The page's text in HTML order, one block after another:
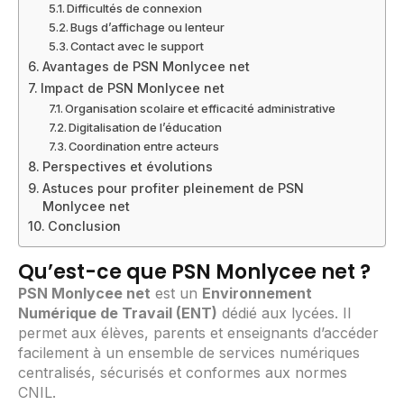
Difficultés de connexion
Bugs d’affichage ou lenteur
Contact avec le support
Avantages de PSN Monlycee net
Impact de PSN Monlycee net
Organisation scolaire et efficacité administrative
Digitalisation de l’éducation
Coordination entre acteurs
Perspectives et évolutions
Astuces pour profiter pleinement de PSN
Monlycee net
Conclusion
Qu’est-ce que PSN Monlycee net ?
PSN Monlycee net est un Environnement
Numérique de Travail (ENT) dédié aux lycées. Il
permet aux élèves, parents et enseignants d’accéder
facilement à un ensemble de services numériques
centralisés, sécurisés et conformes aux normes
CNIL.